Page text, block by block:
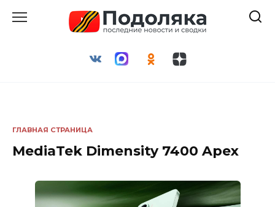
ГЛАВНАЯ СТРАНИЦА
MediaTek Dimensity 7400 Apex